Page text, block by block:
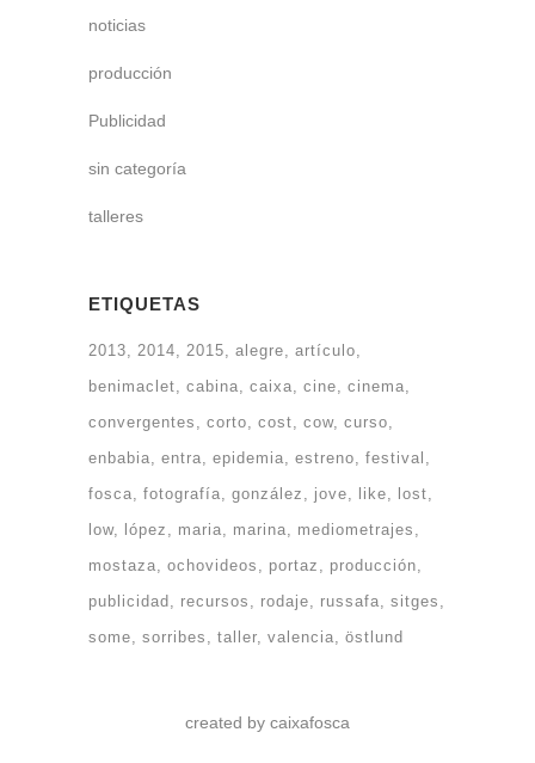
noticias
producción
Publicidad
sin categoría
talleres
ETIQUETAS
2013 2014 2015 alegre
artículo
benimaclet
cabina caixa cine
cinema
convergentes
corto cost cow curso
enbabia
entra epidemia estreno
festival
fosca
fotografía gonzález jove like
lost
low
lópez maria marina
mediometrajes
mostaza
ochovideos portaz
producción
publicidad
recursos rodaje russafa
sitges
some
sorribes taller valencia östlund
created by caixafosca